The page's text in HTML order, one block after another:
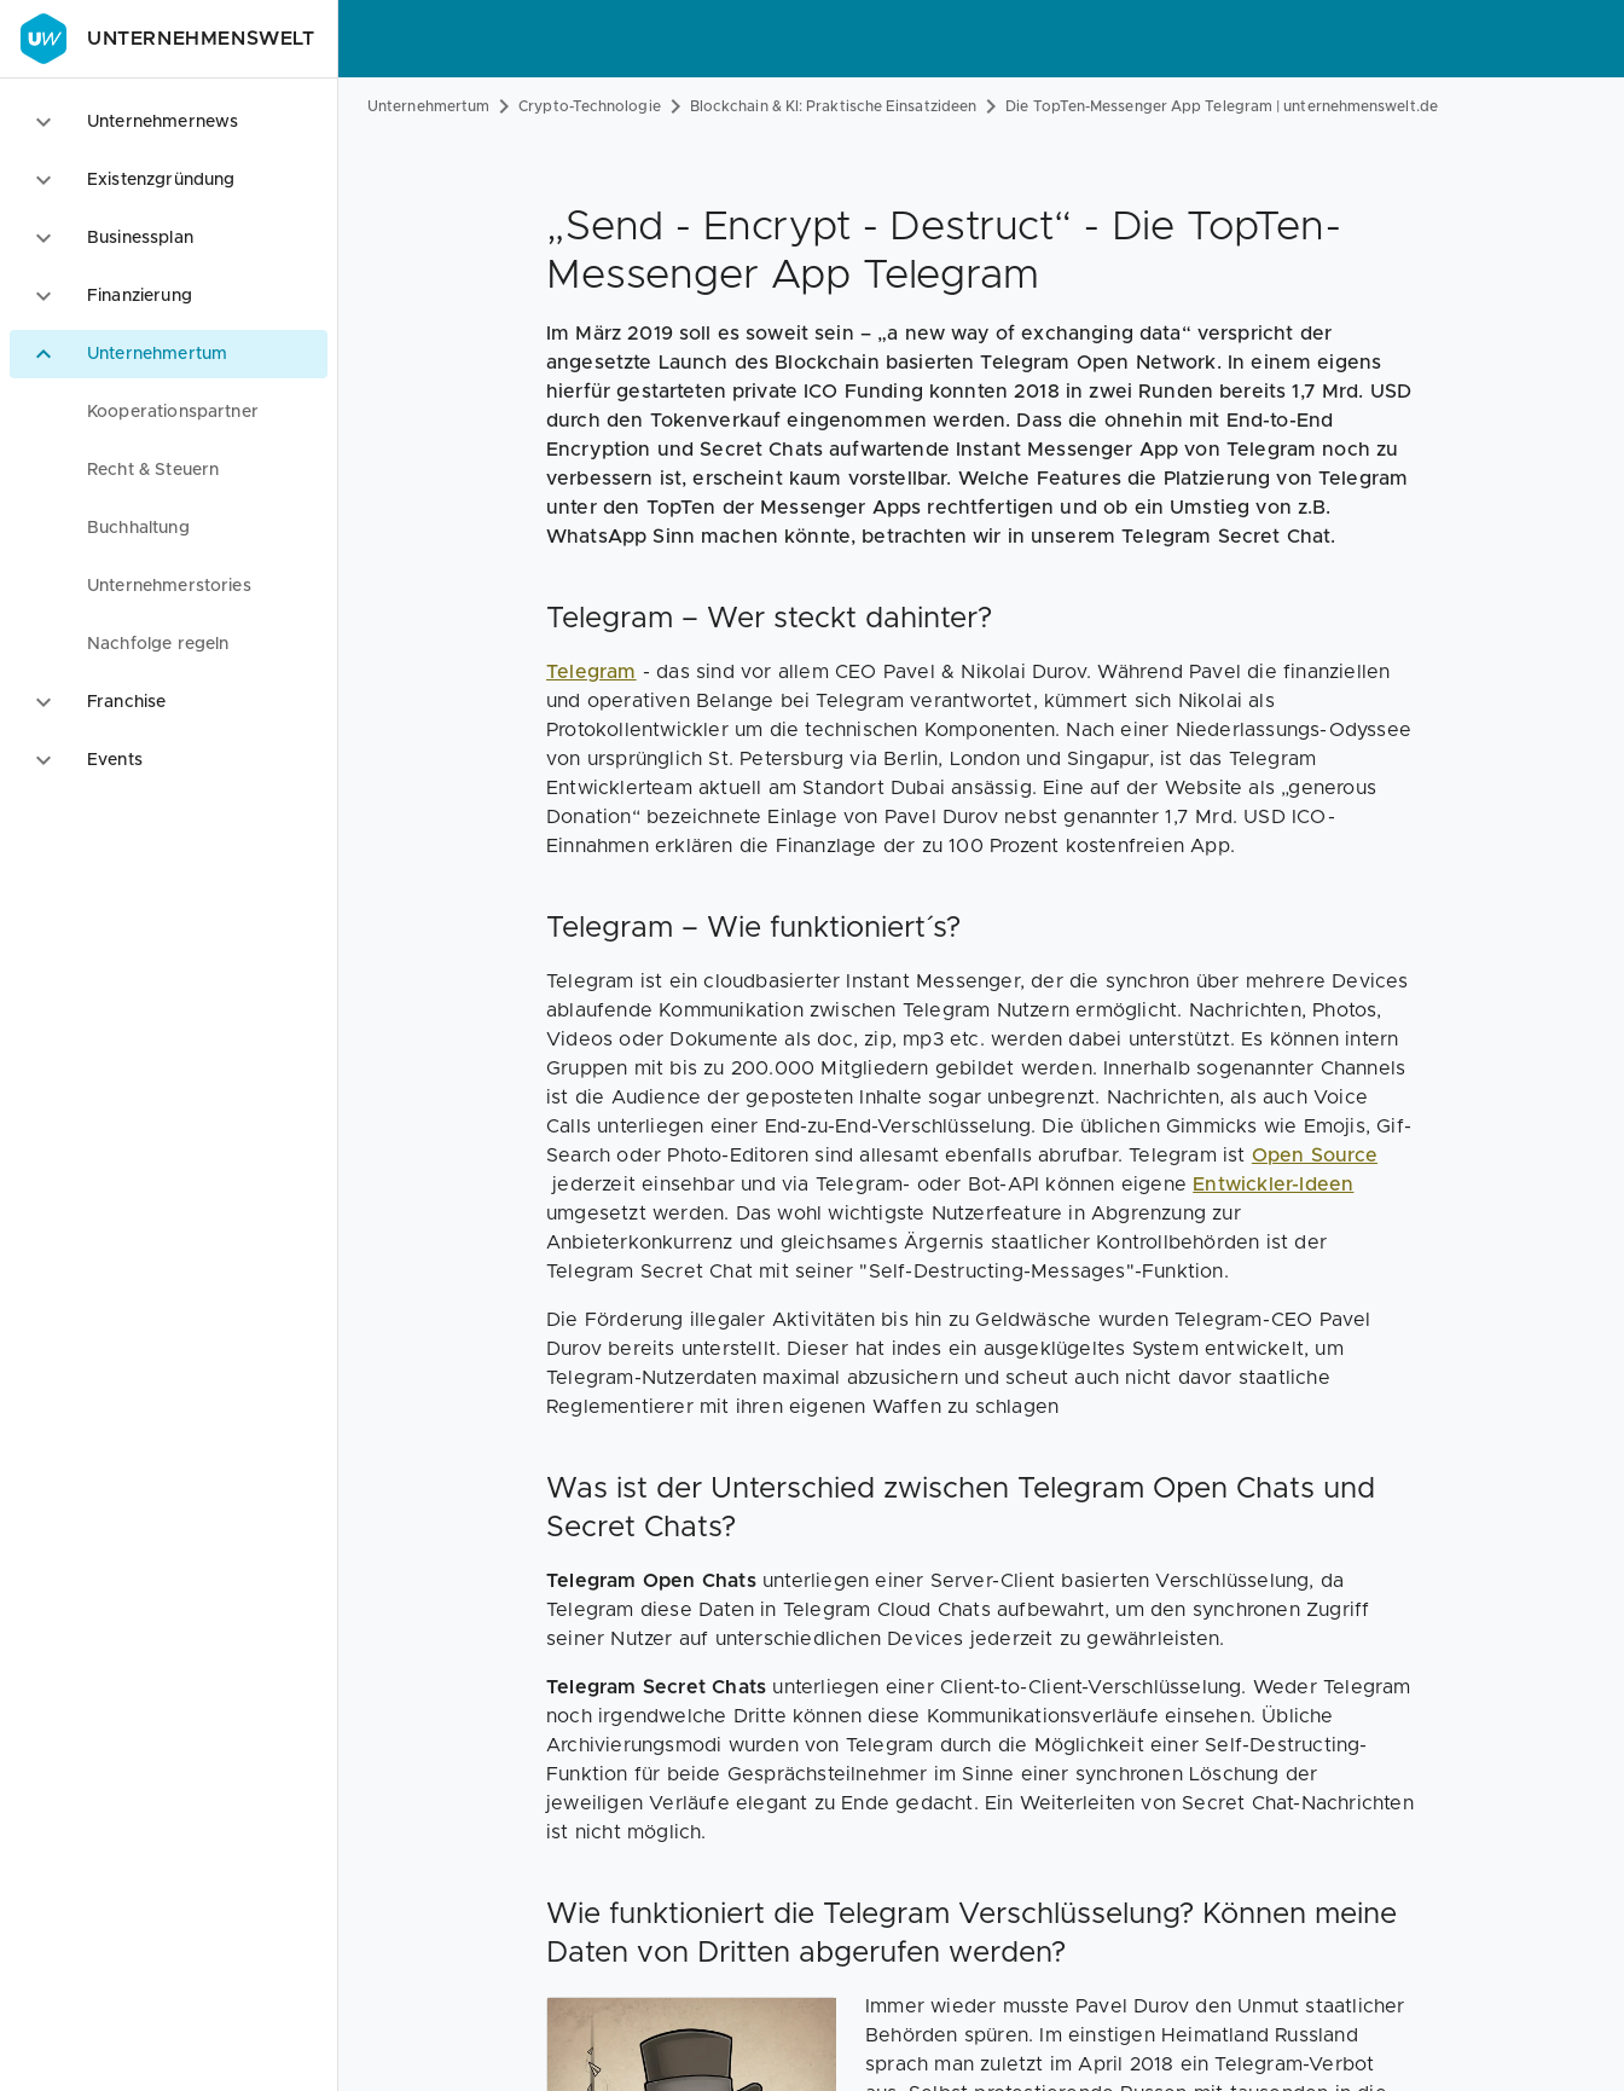
UNTERNEHMENSWELT
Unternehmernews
Existenzgründung
Businessplan
Finanzierung
Unternehmertum
Kooperationspartner
Recht & Steuern
Buchhaltung
Unternehmerstories
Nachfolge regeln
Franchise
Events
Unternehmertum Crypto-Technologie Blockchain & KI: Praktische Einsatzideen Die TopTen-Messenger App Telegram | unternehmenswelt.de
„Send - Encrypt - Destruct“ - Die TopTen-
Messenger App Telegram
Im März 2019 soll es soweit sein – „a new way of exchanging data“ verspricht der
angesetzte Launch des Blockchain basierten Telegram Open Network. In einem eigens
hierfür gestarteten private ICO Funding konnten 2018 in zwei Runden bereits 1,7 Mrd. USD
durch den Tokenverkauf eingenommen werden. Dass die ohnehin mit End-to-End
Encryption und Secret Chats aufwartende Instant Messenger App von Telegram noch zu
verbessern ist, erscheint kaum vorstellbar. Welche Features die Platzierung von Telegram
unter den TopTen der Messenger Apps rechtfertigen und ob ein Umstieg von z.B.
WhatsApp Sinn machen könnte, betrachten wir in unserem Telegram Secret Chat.
Telegram – Wer steckt dahinter?
Telegram - das sind vor allem CEO Pavel & Nikolai Durov. Während Pavel die finanziellen
und operativen Belange bei Telegram verantwortet, kümmert sich Nikolai als
Protokollentwickler um die technischen Komponenten. Nach einer Niederlassungs-Odyssee
von ursprünglich St. Petersburg via Berlin, London und Singapur, ist das Telegram
Entwicklerteam aktuell am Standort Dubai ansässig. Eine auf der Website als „generous
Donation“ bezeichnete Einlage von Pavel Durov nebst genannter 1,7 Mrd. USD ICO-
Einnahmen erklären die Finanzlage der zu 100 Prozent kostenfreien App.
Telegram – Wie funktioniert´s?
Telegram ist ein cloudbasierter Instant Messenger, der die synchron über mehrere Devices
ablaufende Kommunikation zwischen Telegram Nutzern ermöglicht. Nachrichten, Photos,
Videos oder Dokumente als doc, zip, mp3 etc. werden dabei unterstützt. Es können intern
Gruppen mit bis zu 200.000 Mitgliedern gebildet werden. Innerhalb sogenannter Channels
ist die Audience der geposteten Inhalte sogar unbegrenzt. Nachrichten, als auch Voice
Calls unterliegen einer End-zu-End-Verschlüsselung. Die üblichen Gimmicks wie Emojis, Gif-
Search oder Photo-Editoren sind allesamt ebenfalls abrufbar. Telegram ist Open Source
jederzeit einsehbar und via Telegram- oder Bot-API können eigene Entwickler-Ideen
umgesetzt werden. Das wohl wichtigste Nutzerfeature in Abgrenzung zur
Anbieterkonkurrenz und gleichsames Ärgernis staatlicher Kontrollbehörden ist der
Telegram Secret Chat mit seiner "Self-Destructing-Messages"-Funktion.
Die Förderung illegaler Aktivitäten bis hin zu Geldwäsche wurden Telegram-CEO Pavel
Durov bereits unterstellt. Dieser hat indes ein ausgeklügeltes System entwickelt, um
Telegram-Nutzerdaten maximal abzusichern und scheut auch nicht davor staatliche
Reglementierer mit ihren eigenen Waffen zu schlagen
Was ist der Unterschied zwischen Telegram Open Chats und
Secret Chats?
Telegram Open Chatsunterliegen einer Server-Client basierten Verschlüsselung, da
Telegram diese Daten in Telegram Cloud Chats aufbewahrt, um den synchronen Zugriff
seiner Nutzer auf unterschiedlichen Devices jederzeit zu gewährleisten.
Telegram Secret Chats unterliegen einer Client-to-Client-Verschlüsselung. Weder Telegram
noch irgendwelche Dritte können diese Kommunikationsverläufe einsehen. Übliche
Archivierungsmodi wurden von Telegram durch die Möglichkeit einer Self-Destructing-
Funktion für beide Gesprächsteilnehmer im Sinne einer synchronen Löschung der
jeweiligen Verläufe elegant zu Ende gedacht. Ein Weiterleiten von Secret Chat-Nachrichten
ist nicht möglich.
Wie funktioniert die Telegram Verschlüsselung? Können meine
Daten von Dritten abgerufen werden?
Immer wieder musste Pavel Durov den Unmut staatlicher
Behörden spüren. Im einstigen Heimatland Russland
sprach man zuletzt im April 2018 ein Telegram-Verbot